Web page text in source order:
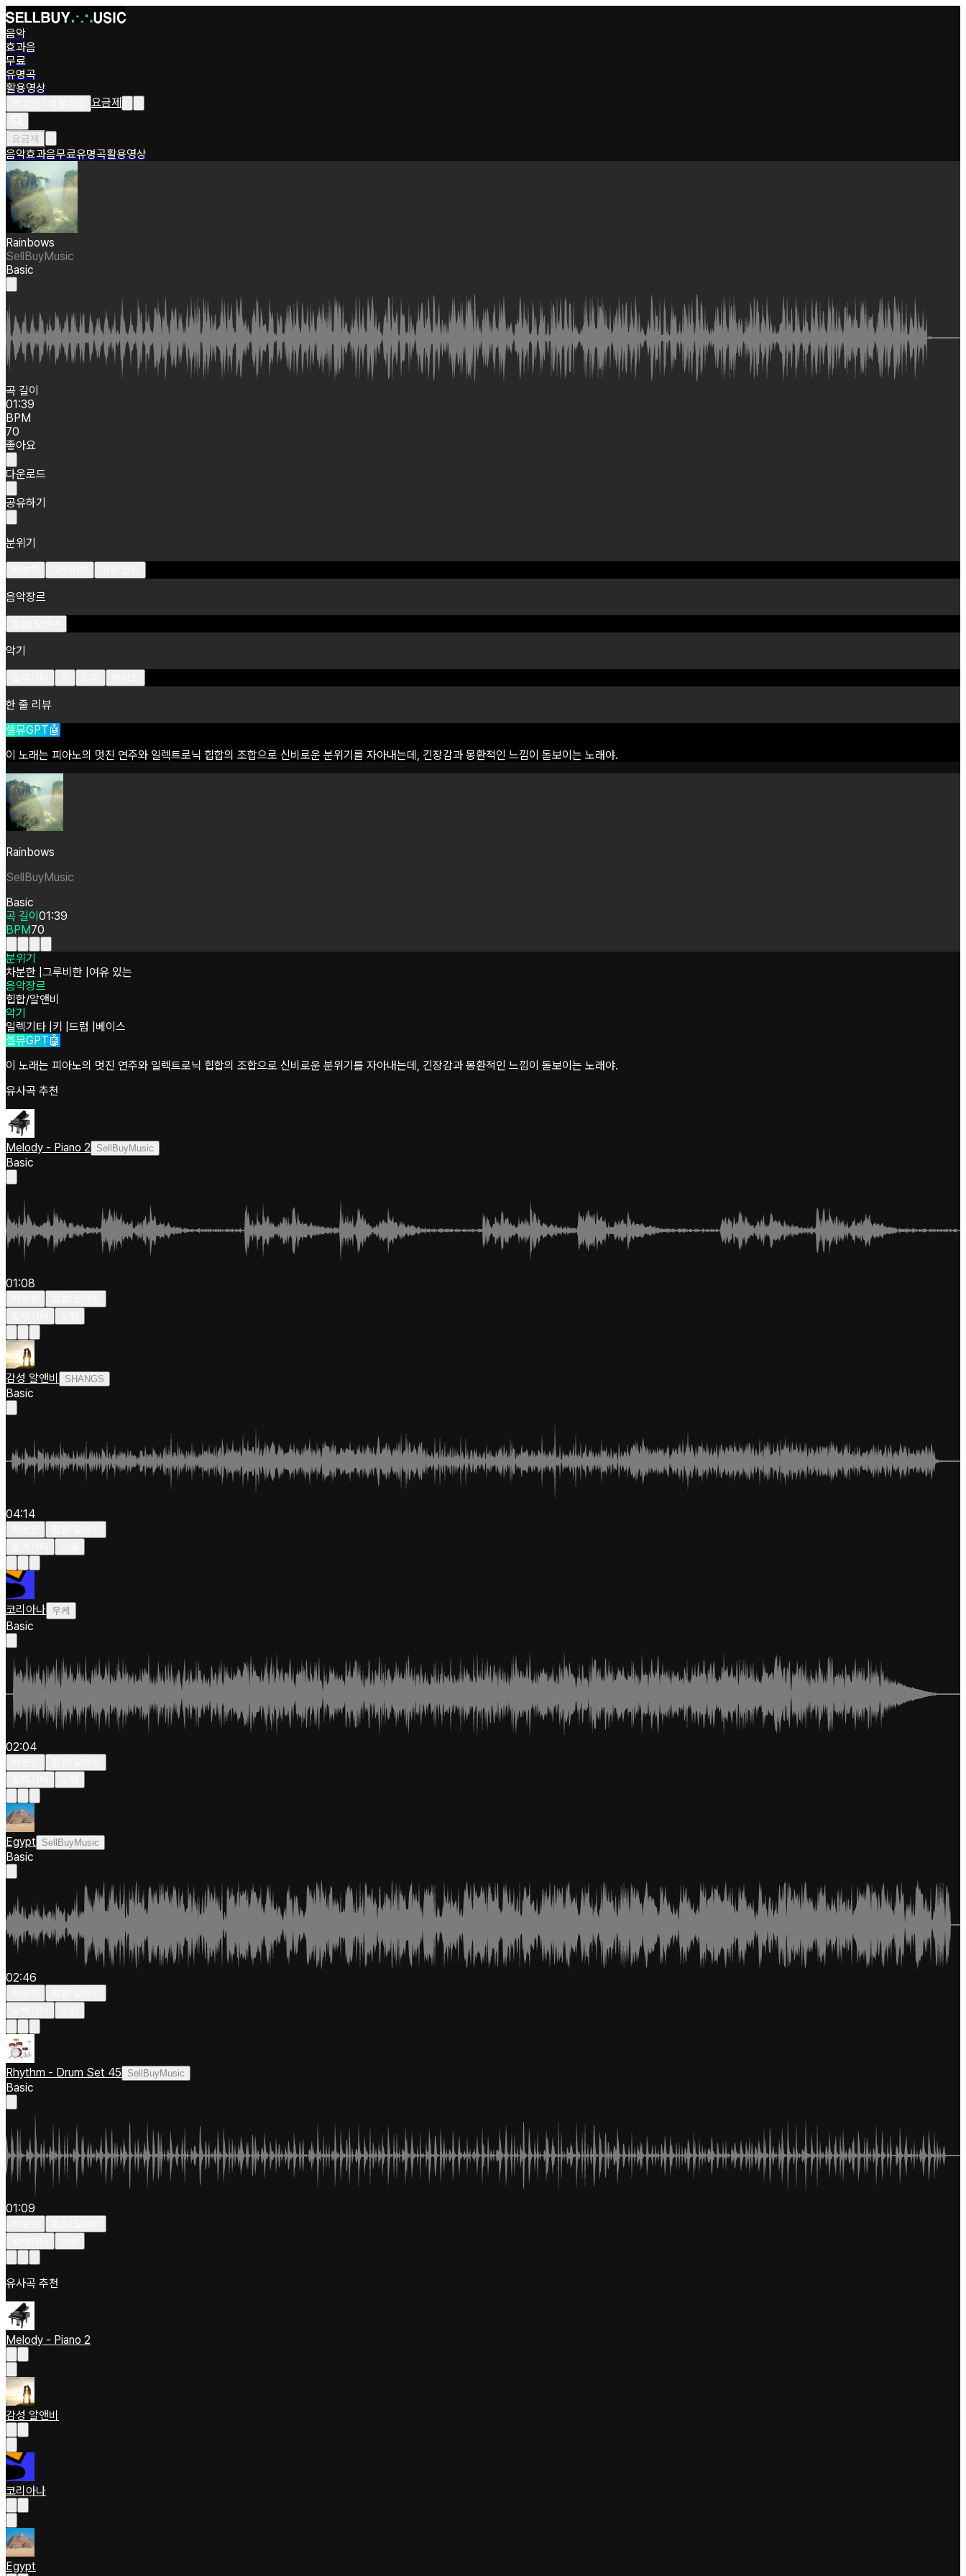
음악
효과음
무료
유명곡
활용영상
요금제
요금제
음악효과음무료유명곡활용영상
Rainbows
SellBuyMusic
Basic
곡 길이
01:39
BPM
70
좋아요
다운로드
공유하기
분위기
음악장르
악기
한 줄 리뷰
셀뮤GPT🤖
이 노래는 피아노의 멋진 연주와 일렉트로닉 힙합의 조합으로 신비로운 분위기를 자아내는데, 긴장감과 몽환적인 느낌이 돋보이는 노래야.
Rainbows
SellBuyMusic
Basic
곡 길이 01:39
BPM70
분위기
차분한 그루비한 여유 있는
음악장르
힙합/알앤비
악기
일렉기타 키 드럼
베이스
셀뮤GPT🤖
이 노래는 피아노의 멋진 연주와 일렉트로닉 힙합의 조합으로 신비로운 분위기를 자아내는데, 긴장감과 몽환적인 느낌이 돋보이는 노래야.
유사곡 추천
Melody - Piano 2 SellBuyMusic
Basic
01:08
감성 알앤비 SHANGS
Basic
04:14
코리아나 우케
Basic
02:04
Egypt SellBuyMusic
Basic
02:46
Rhythm - Drum Set 45 SellBuyMusic
Basic
01:09
유사곡 추천
Melody - Piano 2
감성 알앤비
코리아나
Egypt